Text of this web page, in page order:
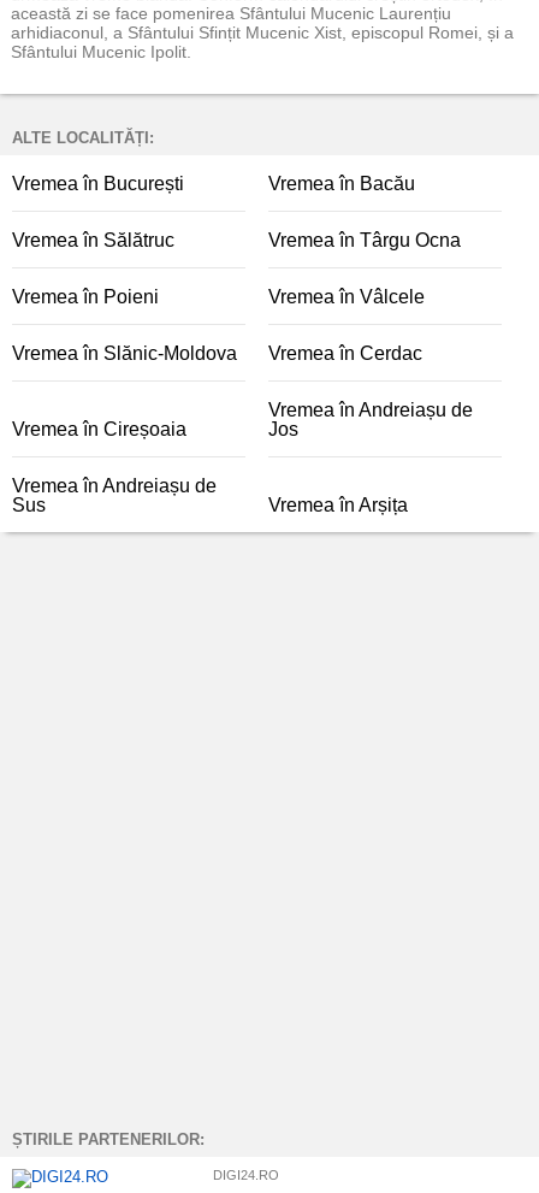
această zi se face pomenirea Sfântului Mucenic Laurențiu
arhidiaconul, a Sfântului Sfințit Mucenic Xist, episcopul Romei, și a
Sfântului Mucenic Ipolit.
ALTE LOCALITĂȚI:
Vremea în București Vremea în Bacău
Vremea în Sălătruc Vremea în Târgu Ocna
Vremea în Poieni Vremea în Vâlcele
Vremea în Slănic-Moldova Vremea în Cerdac
Vremea în Cireșoaia
Vremea în Andreiașu de
Jos
Vremea în Andreiașu de
Sus
Vremea în Arșița
ȘTIRILE PARTENERILOR:
DIGI24.RO